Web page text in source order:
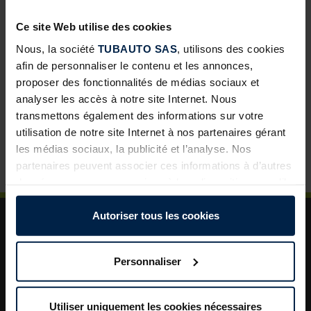
Ce site Web utilise des cookies
Nous, la société TUBAUTO SAS , utilisons des cookies
afin de personnaliser le contenu et les annonces,
proposer des fonctionnalités de médias sociaux et
analyser les accès à notre site Internet. Nous
transmettons également des informations sur votre
utilisation de notre site Internet à nos partenaires gérant
les médias sociaux, la publicité et l’analyse. Nos
partenaires peuvent associer ces informations à d’autres
ont collectées dans le cadre de votre utilisation des
Légalement, nous pouvons stocker des cookies sur votre
fonctionnement de ce site. Pour tous les autres types de
cookies, nous avons besoin de votre autorisation. Vous
Autoriser tous les cookies
Personnaliser
Utiliser uniquement les cookies nécessaires
Abris de jardin avec toit lounge : une solution à forte
valeur ajoutée pour vos clients
Porte de garage sectionnelle : un incontournable pour
développer vos ventes
La porte de garage : un levier de valorisation pour vos
projets clients
Plus de sécurité dans le jardin : un aménagement
astucieux pour plus d’ordre et de rangement
A propos de TUBAUTO